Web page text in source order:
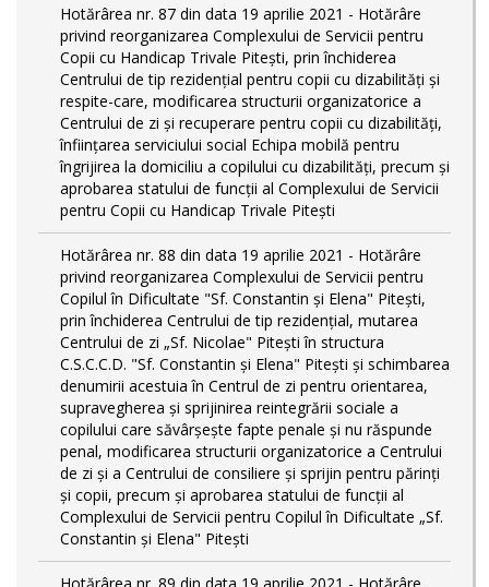
Hotărârea nr. 87 din data 19 aprilie 2021 - Hotărâre
privind reorganizarea Complexului de Servicii pentru
Copii cu Handicap Trivale Pitești, prin închiderea
Centrului de tip rezidenţial pentru copii cu dizabilităţi și
respite-care, modificarea structurii organizatorice a
Centrului de zi și recuperare pentru copii cu dizabilități,
înființarea serviciului social Echipa mobilă pentru
îngrijirea la domiciliu a copilului cu dizabilități, precum și
aprobarea statului de funcții al Complexului de Servicii
pentru Copii cu Handicap Trivale Pitești
Hotărârea nr. 88 din data 19 aprilie 2021 - Hotărâre
privind reorganizarea Complexului de Servicii pentru
Copilul în Dificultate "Sf. Constantin și Elena" Pitești,
prin închiderea Centrului de tip rezidenţial, mutarea
Centrului de zi „Sf. Nicolae" Pitești în structura
C.S.C.C.D. "Sf. Constantin și Elena" Pitești și schimbarea
denumirii acestuia în Centrul de zi pentru orientarea,
supravegherea şi sprijinirea reintegrării sociale a
copilului care săvârşeşte fapte penale şi nu răspunde
penal, modificarea structurii organizatorice a Centrului
de zi și a Centrului de consiliere și sprijin pentru părinți
și copii, precum și aprobarea statului de funcții al
Complexului de Servicii pentru Copilul în Dificultate „Sf.
Constantin și Elena" Pitești